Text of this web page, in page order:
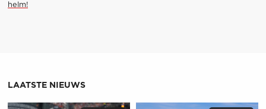
helm!
LAATSTE NIEUWS